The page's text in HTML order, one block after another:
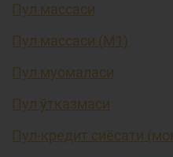
Пул массаси
Пул массаси (М1)
Пул муомаласи
Пул ўтказмаси
Пул-кредит сиёсати